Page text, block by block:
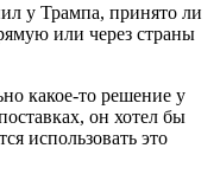
у Трампа, принято ли
или через страны
какое-то решение у
он хотел бы
использовать это